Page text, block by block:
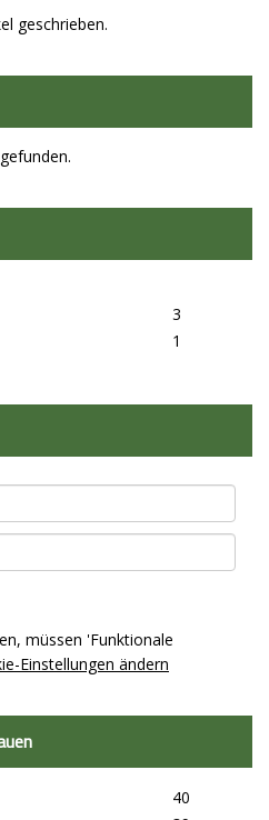
geschrieben.
3
1
müssen 'Funktionale
Einstellungen ändern
40